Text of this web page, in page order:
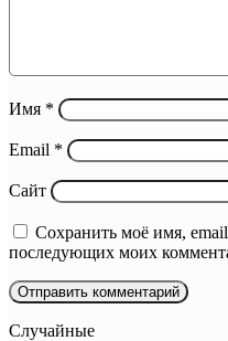
Имя *
Email *
Сайт
Сохранить моё имя, email
последующих моих
Случайные